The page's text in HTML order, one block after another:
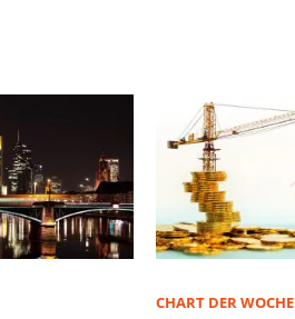
CHART DER WOCHE